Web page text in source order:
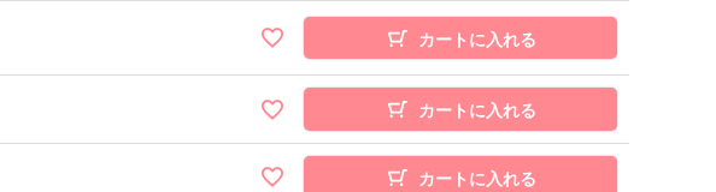
カートに入れる
カートに入れる
カートに入れる